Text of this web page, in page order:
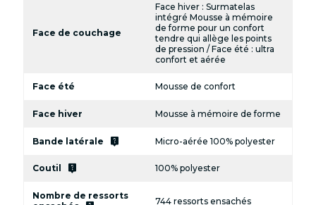
Face de couchage
Face hiver : Surmatelas
intégré Mousse à mémoire
de forme pour un confort
tendre qui allège les points
de pression / Face été : ultra
confort et aérée
Face été Mousse de confort
Face hiver Mousse à mémoire de forme
Bande latérale live_help Micro-aérée 100% polyester
Coutil live_help 100% polyester
Nombre de ressorts
744 ressorts ensachés